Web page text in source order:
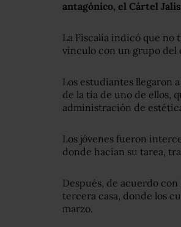
antagónico, el Cártel
La Fiscalía indicó que no
vínculo con un grupo del
Los estudiantes llegaron
de la tía de uno de ellos,
administración de
Los jóvenes fueron
donde hacían su tarea,
Después, de acuerdo con
tercera casa, donde los
marzo.